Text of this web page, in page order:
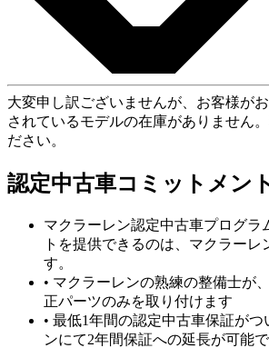
大変申し訳ございませんが、お客様が
されているモデルの在庫がありません
ださい。
認定中古車コミットメン
マクラーレン認定中古車プログラ
トを提供できるのは、マクラー
す。
• マクラーレンの熟練の整備士が
正パーツのみを取り付けます
• 最低1年間の認定中古車保証がつ
ンにて2年間保証への延長が可能